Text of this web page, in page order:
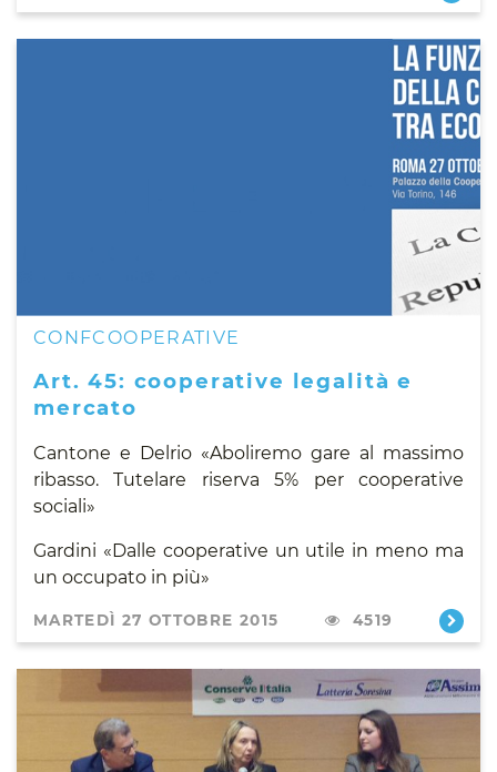
CONFCOOPERATIVE
Art. 45: cooperative legalità e
mercato
Cantone e Delrio «Aboliremo gare al massimo
ribasso. Tutelare riserva 5% per cooperative
sociali»
Gardini «Dalle cooperative un utile in meno ma
un occupato in più»
MARTEDÌ 27 OTTOBRE 2015 4519